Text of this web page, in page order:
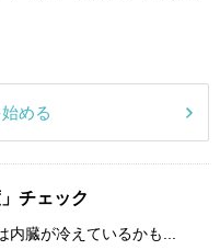
める
チェック
内臓が冷えているかも...